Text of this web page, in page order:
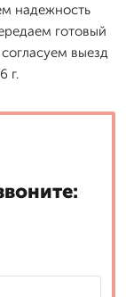
надежность
готовый
выезд
г.